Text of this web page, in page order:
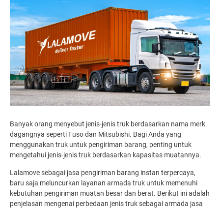
Banyak orang menyebut jenis-jenis truk berdasarkan nama merk
dagangnya seperti Fuso dan Mitsubishi. Bagi Anda yang
menggunakan truk untuk pengiriman barang, penting untuk
mengetahui jenis-jenis truk berdasarkan kapasitas muatannya.
Lalamove sebagai jasa pengiriman barang instan terpercaya,
baru saja meluncurkan layanan armada truk untuk memenuhi
kebutuhan pengiriman muatan besar dan berat. Berikut ini adalah
penjelasan mengenai perbedaan jenis truk sebagai armada jasa